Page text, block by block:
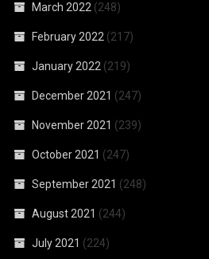
March 2022 (248)
February 2022 (217)
January 2022 (219)
December 2021 (247)
November 2021 (239)
October 2021 (247)
September 2021 (248)
August 2021 (244)
July 2021 (224)